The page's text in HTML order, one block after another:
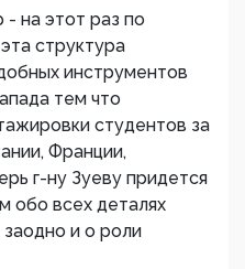
на этот раз по
структура
инструментов
тем что
студентов за
Франции,
г-ну Зуеву придется
обо всех деталях
и о роли